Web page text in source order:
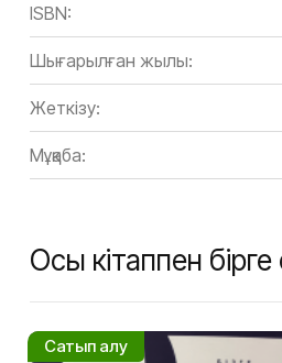
ISBN:
Шығарылған жылы:
Жеткізу:
Мұқаба:
Осы кітаппен бірге
Сатып алу